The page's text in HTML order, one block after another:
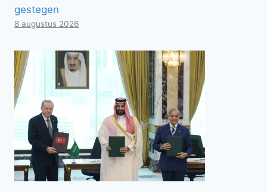
gestegen
8 augustus 2026